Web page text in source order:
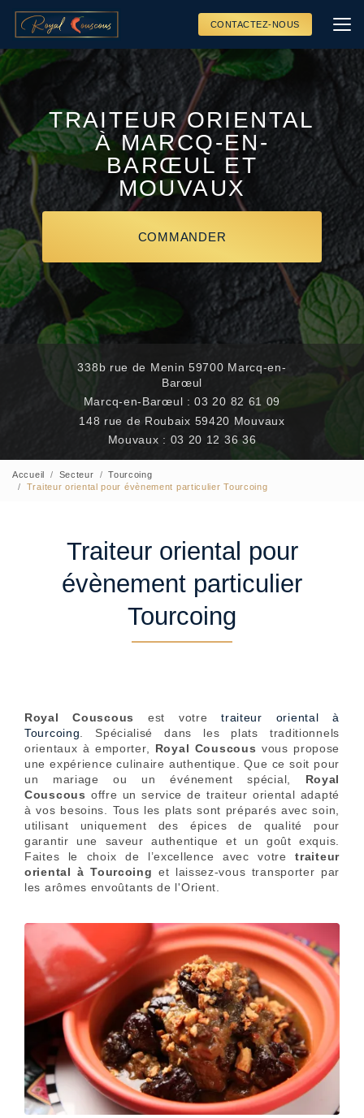
contenu
principal
CONTACTEZ-NOUS
TRAITEUR ORIENTAL
À MARCQ-EN-
BARŒUL ET
MOUVAUX
COMMANDER
338b rue de Menin 59700 Marcq-en-
Barœul
Marcq-en-Barœul :03 20 82 61 09
148 rue de Roubaix 59420 Mouvaux
Mouvaux : 03 20 12 36 36
Accueil Secteur
Tourcoing
Traiteur oriental pour évènement particulier Tourcoing
Traiteur oriental pour
évènement particulier
Tourcoing
Royal Couscous est votre
traiteur oriental à
Tourcoing. Spécialisé dans les plats traditionnels
orientaux à emporter, Royal Couscous vous propose
une expérience culinaire authentique. Que ce soit pour
un mariage ou un événement spécial, Royal
Couscous offre un service de traiteur oriental adapté
à vos besoins. Tous les plats sont préparés avec soin,
utilisant uniquement des épices de qualité pour
garantir une saveur authentique et un goût exquis.
Faites le choix de l’excellence avec votre
traiteur
oriental à Tourcoing et laissez-vous transporter par
les arômes envoûtants de l'Orient.